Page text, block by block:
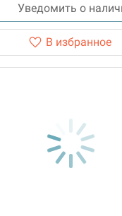
Уведомить о
В избранное